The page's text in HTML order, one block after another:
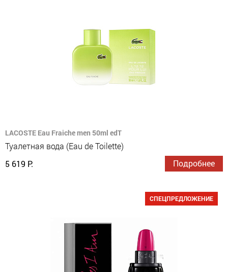
LACOSTE Eau Fraiche men 50ml edT
Туалетная вода (Eau de Toilette)
5 619 Р.
Подробнее
СПЕЦПРЕДЛОЖЕНИЕ